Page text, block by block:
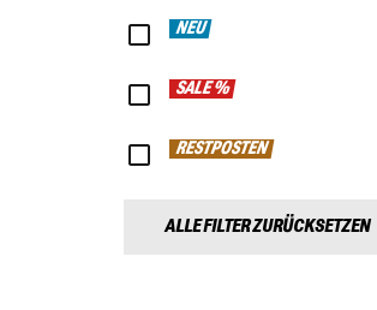
NEU
SALE %
RESTPOSTEN
ALLE FILTER ZURÜCKSETZEN